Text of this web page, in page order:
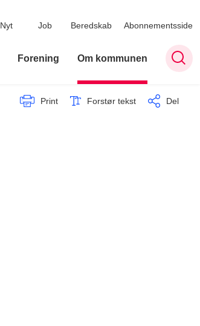
Nyt Job Beredskab Abonnementsside
Forening Om kommunen
Print Forstør tekst Del